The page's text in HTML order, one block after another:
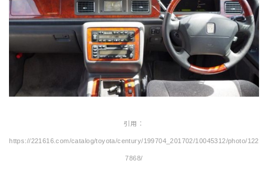
引用：
https://221616.com/catalog/toyota/century/199704_201702/10045312/photo/122
7868/